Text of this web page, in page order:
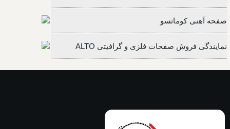
صفحه آهنی کوماتسو
نمایندگی فروش صفحات فلزی و گرافیتی ALTO